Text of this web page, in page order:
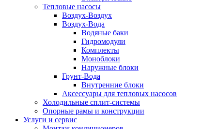
Тепловые насосы
Воздух-Воздух
Воздух-Вода
Водяные баки
Гидромодули
Комплекты
Моноблоки
Наружные блоки
Грунт-Вода
Внутренние блоки
Аксессуары для тепловых насосов
Холодильные сплит-системы
Опорные рамы и конструкции
Услуги и сервис